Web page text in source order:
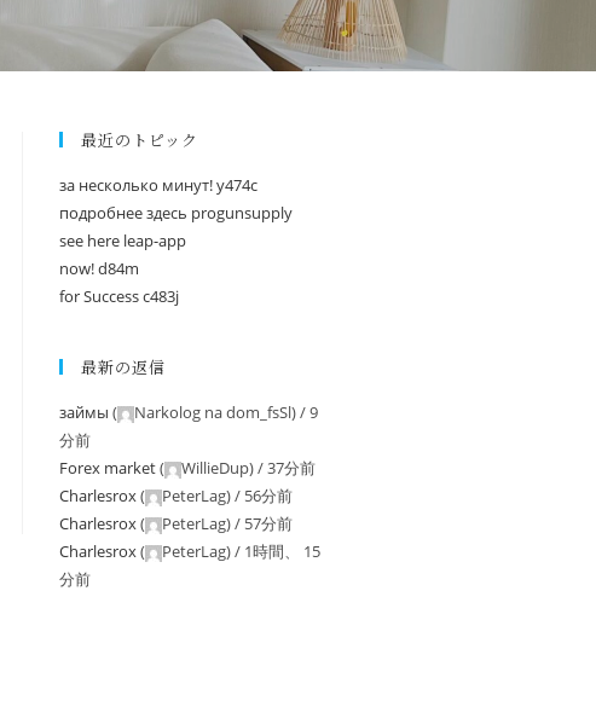
最近のトピック
за несколько минут! y474c
подробнее здесь progunsupply
see here leap-app
now! d84m
for Success c483j
最新の返信
займы ( Narkolog na dom_fsSl) /9
分前
Forex market( WillieDup) /37分前
Charlesrox( PeterLag) / 56分前
Charlesrox( PeterLag) / 57分前
Charlesrox( PeterLag) / 1時間、 15
分前